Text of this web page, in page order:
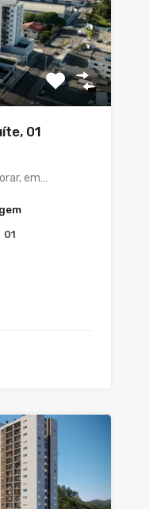
01
em…
01